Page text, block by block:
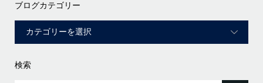
ブログカテゴリー
検索